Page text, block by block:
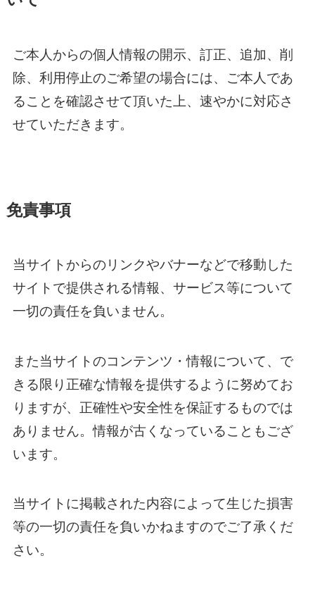
ご本人からの個人情報の開示、訂正、追加、削
除、利用停止のご希望の場合には、ご本人であ
ることを確認させて頂いた上、速やかに対応さ
せていただきます。
免責事項
当サイトからのリンクやバナーなどで移動した
サイトで提供される情報、サービス等について
一切の責任を負いません。
また当サイトのコンテンツ・情報について、で
きる限り正確な情報を提供するように努めてお
りますが、正確性や安全性を保証するものでは
ありません。情報が古くなっていることもござ
います。
当サイトに掲載された内容によって生じた損害
等の一切の責任を負いかねますのでご了承くだ
さい。